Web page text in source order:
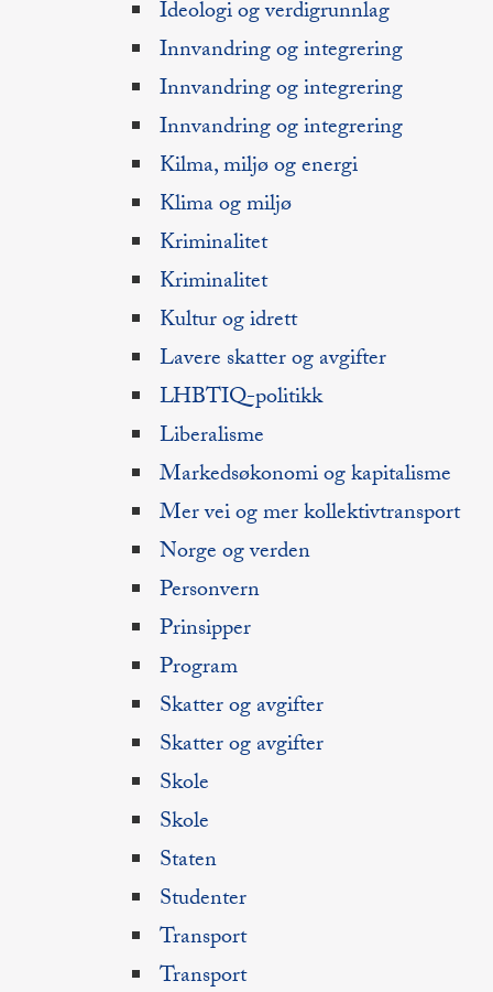
Ideologi og verdigrunnlag
Innvandring og integrering
Innvandring og integrering
Innvandring og integrering
Kilma, miljø og energi
Klima og miljø
Kriminalitet
Kriminalitet
Kultur og idrett
Lavere skatter og avgifter
LHBTIQ-politikk
Liberalisme
Markedsøkonomi og kapitalisme
Mer vei og mer kollektivtransport
Norge og verden
Personvern
Prinsipper
Program
Skatter og avgifter
Skatter og avgifter
Skole
Skole
Staten
Studenter
Transport
Transport